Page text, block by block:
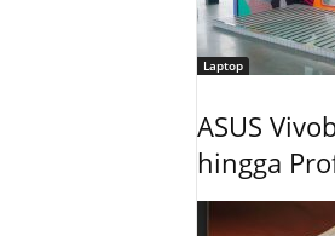
Laptop
ASUS
hingga